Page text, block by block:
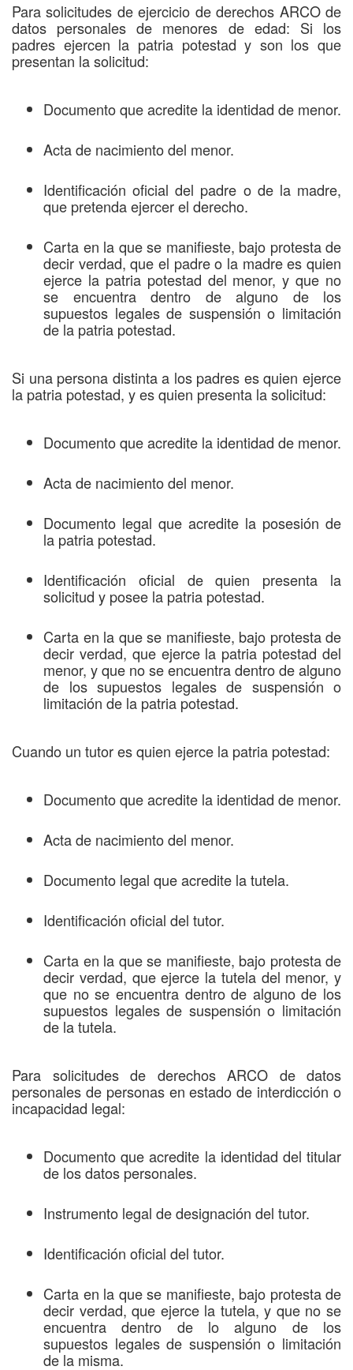
Para solicitudes de ejercicio de derechos ARCO de
datos personales de menores de edad: Si los
padres ejercen la patria potestad y son los que
presentan la solicitud:
Documento que acredite la identidad de menor.
Acta de nacimiento del menor.
Identificación oficial del padre o de la madre,
que pretenda ejercer el derecho.
Carta en la que se manifieste, bajo protesta de
decir verdad, que el padre o la madre es quien
ejerce la patria potestad del menor, y que no
se encuentra dentro de alguno de los
supuestos legales de suspensión o limitación
de la patria potestad.
Si una persona distinta a los padres es quien ejerce
la patria potestad, y es quien presenta la solicitud:
Documento que acredite la identidad de menor.
Acta de nacimiento del menor.
Documento legal que acredite la posesión de
la patria potestad.
Identificación oficial de quien presenta la
solicitud y posee la patria potestad.
Carta en la que se manifieste, bajo protesta de
decir verdad, que ejerce la patria potestad del
menor, y que no se encuentra dentro de alguno
de los supuestos legales de suspensión o
limitación de la patria potestad.
Cuando un tutor es quien ejerce la patria potestad:
Documento que acredite la identidad de menor.
Acta de nacimiento del menor.
Documento legal que acredite la tutela.
Identificación oficial del tutor.
Carta en la que se manifieste, bajo protesta de
decir verdad, que ejerce la tutela del menor, y
que no se encuentra dentro de alguno de los
supuestos legales de suspensión o limitación
de la tutela.
Para solicitudes de derechos ARCO de datos
personales de personas en estado de interdicción o
incapacidad legal:
Documento que acredite la identidad del titular
de los datos personales.
Instrumento legal de designación del tutor.
Identificación oficial del tutor.
Carta en la que se manifieste, bajo protesta de
decir verdad, que ejerce la tutela, y que no se
encuentra dentro de lo alguno de los
supuestos legales de suspensión o limitación
de la misma.